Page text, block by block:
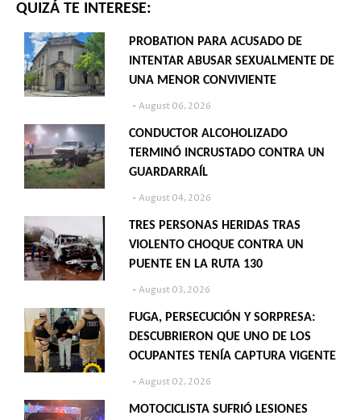
QUIZÁ TE INTERESE:
PROBATION PARA ACUSADO DE
INTENTAR ABUSAR SEXUALMENTE DE
UNA MENOR CONVIVIENTE
August 06, 2026
CONDUCTOR ALCOHOLIZADO
TERMINÓ INCRUSTADO CONTRA UN
GUARDARRAÍL
August 04, 2026
TRES PERSONAS HERIDAS TRAS
VIOLENTO CHOQUE CONTRA UN
PUENTE EN LA RUTA 130
August 03, 2026
FUGA, PERSECUCIÓN Y SORPRESA:
DESCUBRIERON QUE UNO DE LOS
OCUPANTES TENÍA CAPTURA VIGENTE
August 02, 2026
MOTOCICLISTA SUFRIÓ LESIONES